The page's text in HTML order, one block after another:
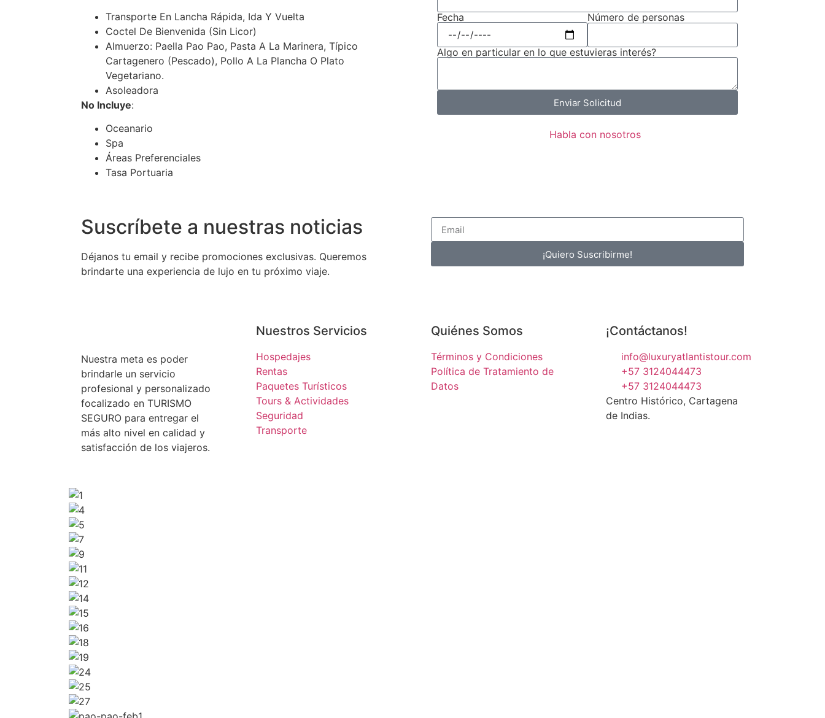
Transporte En Lancha Rápida, Ida Y Vuelta
Coctel De Bienvenida (Sin Licor)
Almuerzo: Paella Pao Pao, Pasta A La Marinera, Típico
Cartagenero (Pescado), Pollo A La Plancha O Plato
Vegetariano.
Asoleadora
No Incluye:
Oceanario
Spa
Áreas Preferenciales
Tasa Portuaria
Fecha Número de personas
Algo en particular en lo que estuvieras interés?
Enviar Solicitud
Habla con nosotros
Suscríbete a nuestras noticias
Déjanos tu email y recibe promociones exclusivas. Queremos
brindarte una experiencia de lujo en tu próximo viaje.
¡Quiero Suscribirme!
Nuestra meta es poder
brindarle un servicio
profesional y personalizado
focalizado en TURISMO
SEGURO para entregar el
más alto nivel en calidad y
satisfacción de los viajeros.
Nuestros Servicios
Hospedajes
Rentas
Paquetes Turísticos
Tours & Actividades
Seguridad
Transporte
Quiénes Somos
Términos y Condiciones
Política de Tratamiento de
Datos
¡Contáctanos!
info@luxuryatlantistour.com
+57 3124044473
+57 3124044473
Centro Histórico, Cartagena
de Indias.